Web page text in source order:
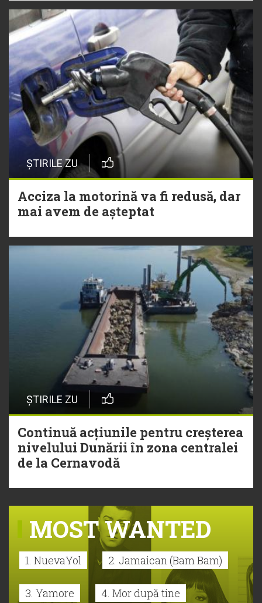
ȘTIRILE ZU
Acciza la motorină va fi redusă, dar
mai avem de așteptat
ȘTIRILE ZU
Continuă acțiunile pentru creșterea
nivelului Dunării în zona centralei
de la Cernavodă
MOST WANTED
1. NuevaYol 2. Jamaican (Bam Bam)
3. Yamore 4. Mor după tine